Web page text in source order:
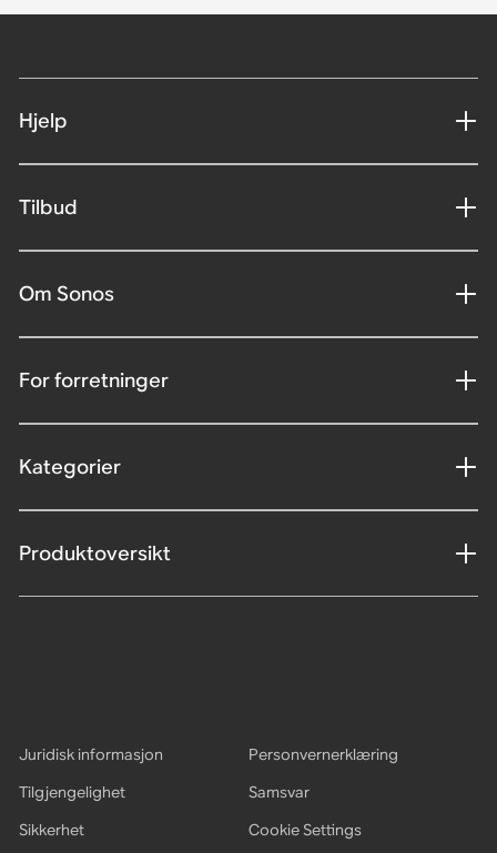
Hjelp
Tilbud
Om Sonos
For forretninger
Kategorier
Produktoversikt
Juridisk informasjon
Personvernerklæring
Tilgjengelighet
Samsvar
Sikkerhet
Cookie Settings